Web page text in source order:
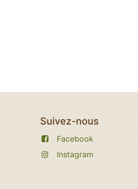
Suivez-nous
Facebook
Instagram​